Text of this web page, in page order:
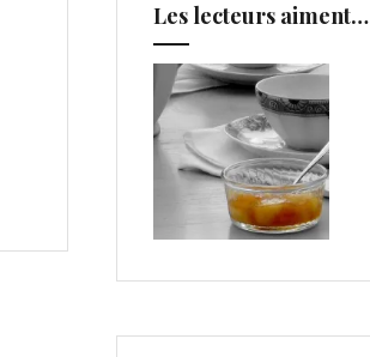
Les lecteurs aiment…